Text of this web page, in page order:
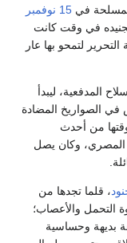
في 15 نوفمبر
في وقت كانت
التحرير لتمحو بها عار
المدفعية، ليبدأ
الصواريخ المضادة
من أحدث
وكان يصل
، قلما تجدها من
التحمل والأعصاب؛
بديهة وحساسية